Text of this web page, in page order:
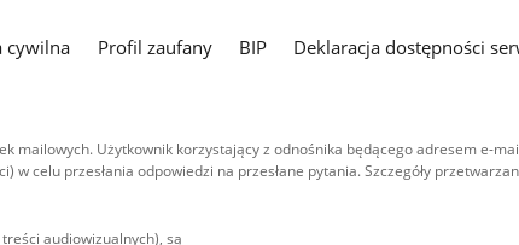
cywilna Profil zaufany BIP
Deklaracja dostępności
mailowych. Użytkownik korzystający z odnośnika będącego adresem e-
celu przesłania odpowiedzi na przesłane pytania. Szczegóły
audiowizualnych), są